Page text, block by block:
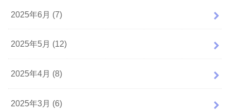
2025年6月 (7)
2025年5月 (12)
2025年4月 (8)
2025年3月 (6)